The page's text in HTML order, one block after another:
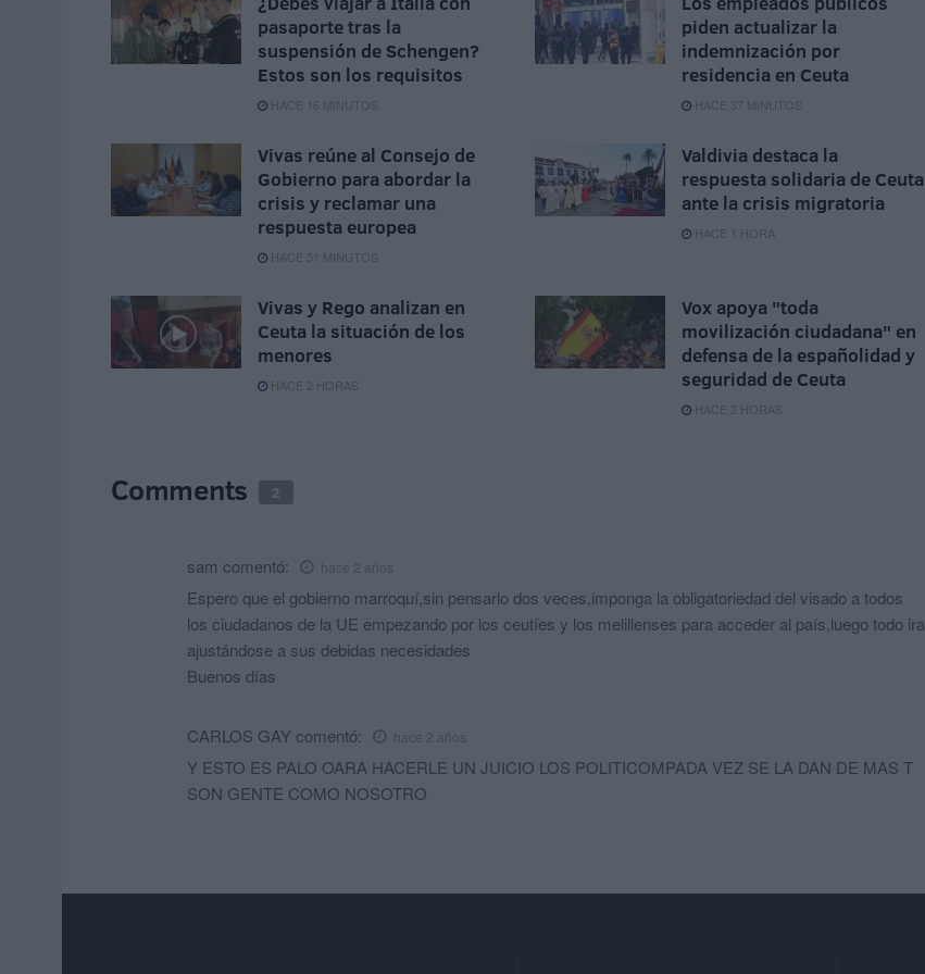
pasaporte tras la
suspensión de Schengen?
Estos son los requisitos
HACE 16 MINUTOS
piden actualizar la
indemnización por
residencia en Ceuta
HACE 37 MINUTOS
Vivas reúne al Consejo de
Gobierno para abordar la
crisis y reclamar una
respuesta europea
HACE 51 MINUTOS
Valdivia destaca la
respuesta solidaria de Ceuta
ante la crisis migratoria
HACE 1 HORA
Vivas y Rego analizan en
Ceuta la situación de los
menores
HACE 2 HORAS
Vox apoya "toda
movilización ciudadana" en
defensa de la españolidad y
seguridad de Ceuta
HACE 2 HORAS
Comments 2
sam comentó: hace 2 años
Espero que el gobierno marroquí,sin pensarlo dos veces,imponga la obligatoriedad del visado a todos
los ciudadanos de la UE empezando por los ceutíes y los melillenses para acceder al país,luego todo ira
ajustándose a sus debidas necesidades
Buenos días
CARLOS GAY comentó: hace 2 años
Y ESTO ES PALO OARA HACERLE UN JUICIO LOS POLITICOMPADA VEZ SE LA DAN DE MAS T
SON GENTE COMO NOSOTRO